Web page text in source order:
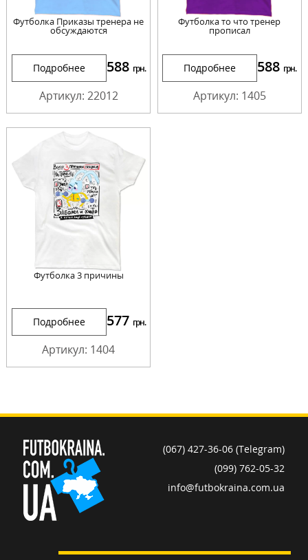
Футболка Приказы тренера не
обсуждаются
Подробнее 588 грн.
Артикул: 22012
Футболка то что тренер
прописал
Подробнее 588 грн.
Артикул: 1405
Футболка 3 причины
Подробнее 577 грн.
Артикул: 1404
(067) 427-36-06 (Telegram)
(099) 762-05-32
info@futbokraina.com.ua